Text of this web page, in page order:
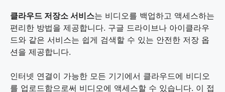
클라우드 저장소 서비스는 비디오를 백업하고 액세스하는
편리한 방법을 제공합니다. 구글 드라이브나 아이클라우
드와 같은 서비스는 쉽게 검색할 수 있는 안전한 저장 옵
션을 제공합니다.
인터넷 연결이 가능한 모든 기기에서 클라우드에 비디오
를 업로드함으로써 비디오에 액세스할 수 있습니다. 이 접